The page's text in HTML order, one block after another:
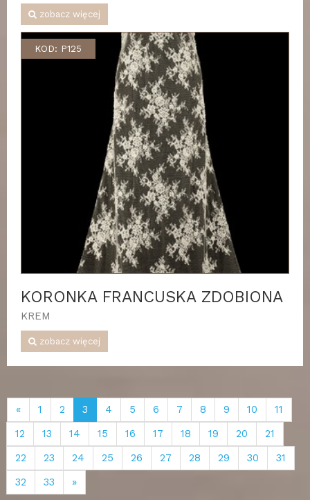
zobacz więcej
KOD: P125
KORONKA FRANCUSKA ZDOBIONA
KREM
zobacz więcej
« 1 2 3 4 5 6 7 8 9 10
11
12
13 14 15 16 17 18 19 20
21
22
23 24 25 26 27 28 29 30
31
32
33 »